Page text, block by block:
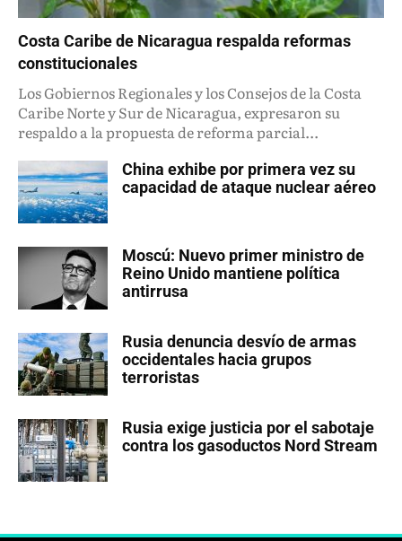
Costa Caribe de Nicaragua respalda reformas
constitucionales
Los Gobiernos Regionales y los Consejos de la Costa
Caribe Norte y Sur de Nicaragua, expresaron su
respaldo a la propuesta de reforma parcial...
China exhibe por primera vez su
capacidad de ataque nuclear aéreo
Moscú: Nuevo primer ministro de
Reino Unido mantiene política
antirrusa
Rusia denuncia desvío de armas
occidentales hacia grupos
terroristas
Rusia exige justicia por el sabotaje
contra los gasoductos Nord Stream